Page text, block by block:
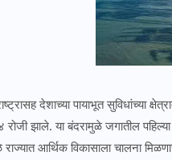
देशाच्या पायाभूत सुविधांच्या
झाले. या बंदरामुळे जगातील पहिल्या
राज्यात आर्थिक विकासाला चालना